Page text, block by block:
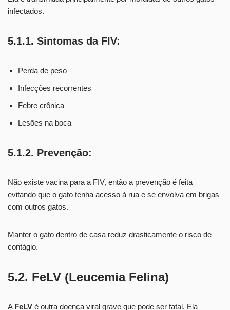
infectados.
5.1.1. Sintomas da FIV:
Perda de peso
Infecções recorrentes
Febre crônica
Lesões na boca
5.1.2. Prevenção:
Não existe vacina para a FIV, então a prevenção é feita
evitando que o gato tenha acesso à rua e se envolva em brigas
com outros gatos.
Manter o gato dentro de casa reduz drasticamente o risco de
contágio.
5.2. FeLV (Leucemia Felina)
A FeLV é outra doença viral grave que pode ser fatal. Ela